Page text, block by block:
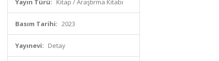
Yayın Türü: Kitap / Araştırma Kitabı
Basım Tarihi: 2023
Yayınevi: Detay